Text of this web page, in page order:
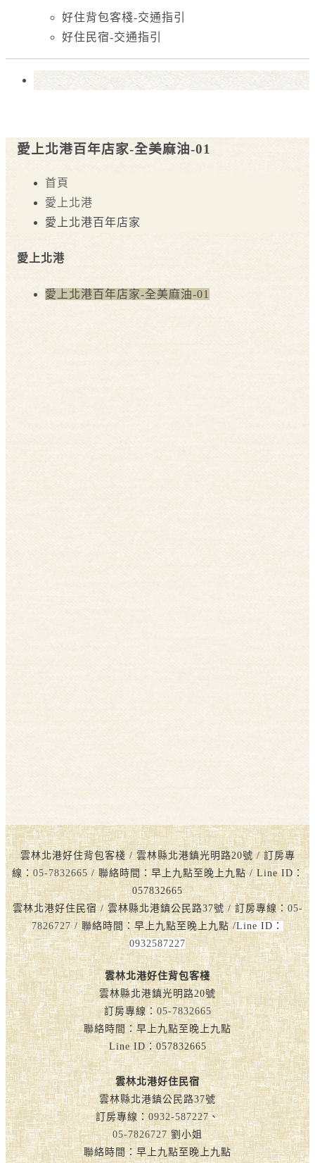
好住背包客棧-交通指引
好住民宿-交通指引
愛上北港百年店家-全美麻油-01
首頁
愛上北港
愛上北港百年店家
愛上北港
愛上北港百年店家-全美麻油-01
雲林北港好住背包客棧 / 雲林縣北港鎮光明路20號 / 訂房專
線： 05-7832665/ 聯絡時間：早上九點至晚上九點 / Line ID：
057832665
雲林北港好住民宿 / 雲林縣北港鎮公民路37號 / 訂房專線：05-
7826727/ 聯絡時間：早上九點至晚上九點 /Line ID：
0932587227
雲林北港好住背包客棧
雲林縣北港鎮光明路20號
訂房專線：05-7832665
聯絡時間：早上九點至晚上九點
Line ID：057832665
雲林北港好住民宿
雲林縣北港鎮公民路37號
訂房專線：0932-587227、
05-7826727劉小姐
聯絡時間：早上九點至晚上九點